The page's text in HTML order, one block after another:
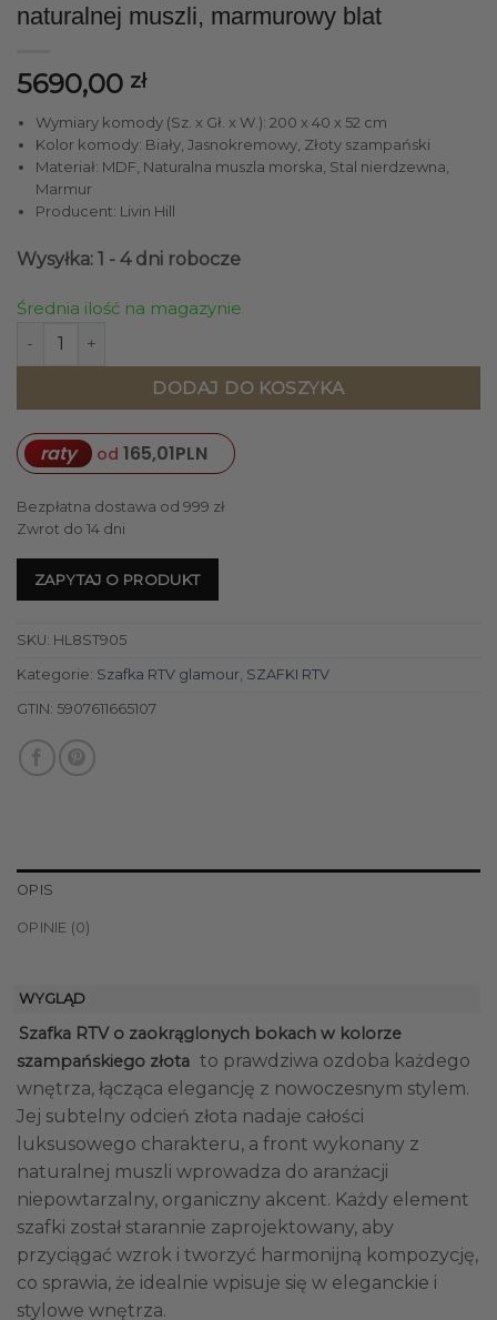
naturalnej muszli, marmurowy blat
5690,00 zł
Wymiary komody (Sz. x Gł. x W.): 200 x 40 x 52 cm
Kolor komody: Biały, Jasnokremowy, Złoty szampański
Materiał: MDF, Naturalna muszla morska, Stal nierdzewna,
Marmur
Producent: Livin Hill
Wysyłka: 1 - 4 dni robocze
Średnia ilość na magazynie
ilość SZAFKA RTV o zaokrąglonych bokach, w kolorze
DODAJ DO KOSZYKA
raty od 165,01PLN
Bezpłatna dostawa od 999 zł
Zwrot do 14 dni
ZAPYTAJ O PRODUKT
SKU: HL8ST905
Kategorie: Szafka RTV glamour SZAFKI RTV
GTIN: 5907611665107
OPIS
OPINIE (0)
WYGLĄD
Szafka RTV o zaokrąglonych bokach w kolorze
szampańskiego złota to prawdziwa ozdoba każdego
wnętrza, łącząca elegancję z nowoczesnym stylem.
Jej subtelny odcień złota nadaje całości
luksusowego charakteru, a front wykonany z
naturalnej muszli wprowadza do aranżacji
niepowtarzalny, organiczny akcent. Każdy element
szafki został starannie zaprojektowany, aby
przyciągać wzrok i tworzyć harmonijną kompozycję,
co sprawia, że idealnie wpisuje się w eleganckie i
stylowe wnętrza.